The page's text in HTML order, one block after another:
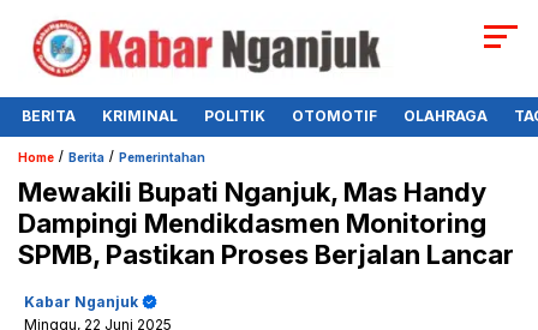
BERITA KRIMINAL POLITIK OTOMOTIF OLAHRAGA
Home / Berita / Pemerintahan
Mewakili Bupati Nganjuk, Mas Handy
Dampingi Mendikdasmen Monitoring
SPMB, Pastikan Proses Berjalan Lancar
Kabar Nganjuk
Minggu, 22 Juni 2025